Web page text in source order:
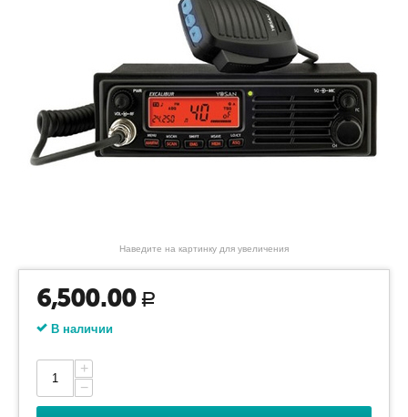
Наведите на картинку для увеличения
6,500.00 Р
В наличии
+
−